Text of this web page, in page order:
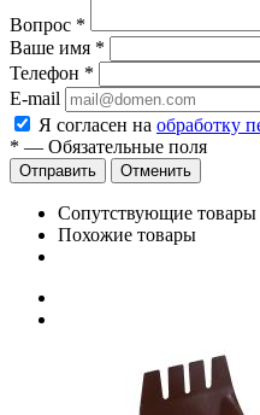
Вопрос *
Ваше имя *
Телефон *
E-mail
Я согласен на обработку
* — Обязательные поля
Отменить
Сопутствующие товары
Похожие товары